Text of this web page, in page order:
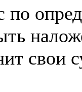
по
свои